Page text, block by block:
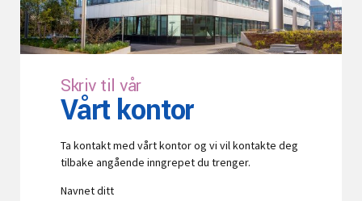
Skriv til vår
Vårt kontor
Ta kontakt med vårt kontor og vi vil kontakte deg
tilbake angående inngrepet du trenger.
Navnet ditt